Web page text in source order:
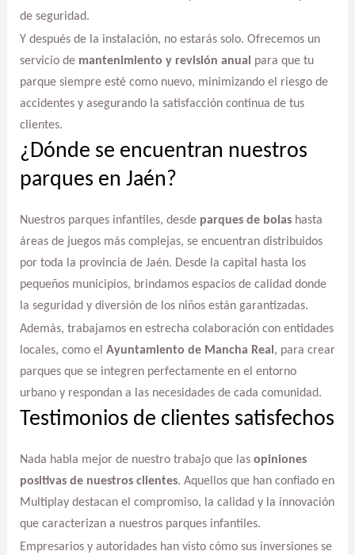
de seguridad.
Y después de la instalación, no estarás solo. Ofrecemos un
servicio de mantenimiento y revisión anual
para que tu
parque siempre esté como nuevo, minimizando el riesgo de
accidentes y asegurando la satisfacción continua de tus
clientes.
¿Dónde se encuentran nuestros
parques en Jaén?
Nuestros parques infantiles, desde parques de bolashasta
áreas de juegos más complejas, se encuentran distribuidos
por toda la provincia de Jaén. Desde la capital hasta los
pequeños municipios, brindamos espacios de calidad donde
la seguridad y diversión de los niños están garantizadas.
Además, trabajamos en estrecha colaboración con entidades
locales, como el Ayuntamiento de Mancha Real , para crear
parques que se integren perfectamente en el entorno
urbano y respondan a las necesidades de cada comunidad.
Testimonios de clientes satisfechos
Nada habla mejor de nuestro trabajo que las opiniones
positivas de nuestros clientes. Aquellos que han confiado en
Multiplay destacan el compromiso, la calidad y la innovación
que caracterizan a nuestros parques infantiles.
Empresarios y autoridades han visto cómo sus inversiones se